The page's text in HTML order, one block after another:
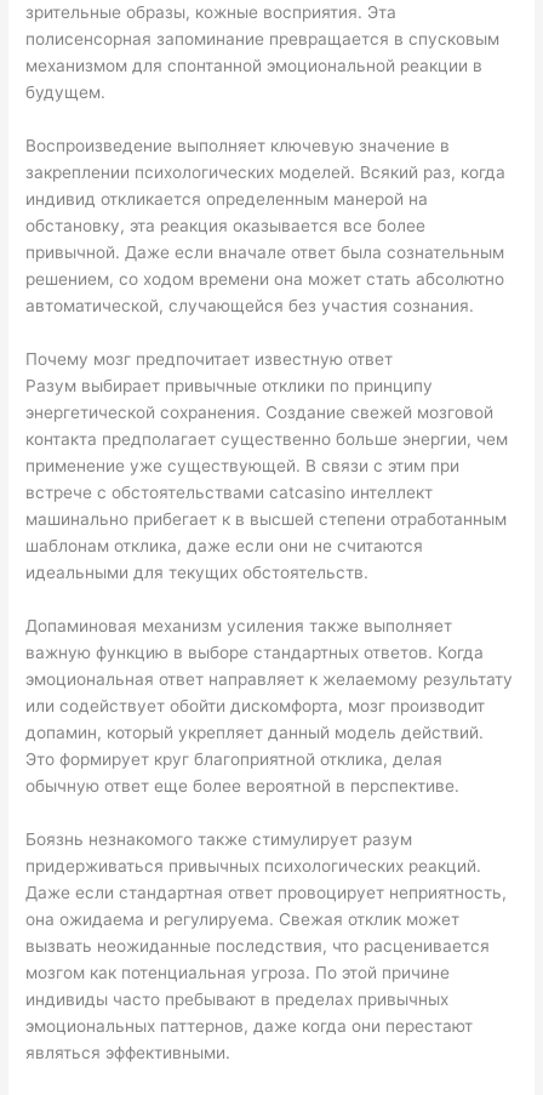
зрительные образы, кожные восприятия. Эта
полисенсорная запоминание превращается в спусковым
механизмом для спонтанной эмоциональной реакции в
будущем.
Воспроизведение выполняет ключевую значение в
закреплении психологических моделей. Всякий раз, когда
индивид откликается определенным манерой на
обстановку, эта реакция оказывается все более
привычной. Даже если вначале ответ была сознательным
решением, со ходом времени она может стать абсолютно
автоматической, случающейся без участия сознания.
Почему мозг предпочитает известную ответ
Разум выбирает привычные отклики по принципу
энергетической сохранения. Создание свежей мозговой
контакта предполагает существенно больше энергии, чем
применение уже существующей. В связи с этим при
встрече с обстоятельствами catcasino интеллект
машинально прибегает к в высшей степени отработанным
шаблонам отклика, даже если они не считаются
идеальными для текущих обстоятельств.
Допаминовая механизм усиления также выполняет
важную функцию в выборе стандартных ответов. Когда
эмоциональная ответ направляет к желаемому результату
или содействует обойти дискомфорта, мозг производит
допамин, который укрепляет данный модель действий.
Это формирует круг благоприятной отклика, делая
обычную ответ еще более вероятной в перспективе.
Боязнь незнакомого также стимулирует разум
придерживаться привычных психологических реакций.
Даже если стандартная ответ провоцирует неприятность,
она ожидаема и регулируема. Свежая отклик может
вызвать неожиданные последствия, что расценивается
мозгом как потенциальная угроза. По этой причине
индивиды часто пребывают в пределах привычных
эмоциональных паттернов, даже когда они перестают
являться эффективными.